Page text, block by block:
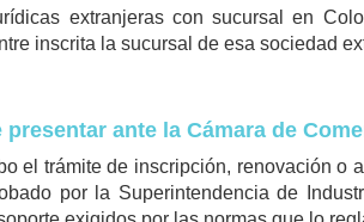
extranjeras con sucursal en
inscrita la sucursal de esa sociedad
presentar ante la Cámara de
el trámite de inscripción, renovación o
por la Superintendencia de